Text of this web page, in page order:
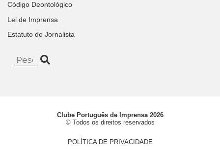
Código Deontológico
Lei de Imprensa
Estatuto do Jornalista
Clube Português de Imprensa 2026
© Todos os direitos reservados
POLÍTICA DE PRIVACIDADE